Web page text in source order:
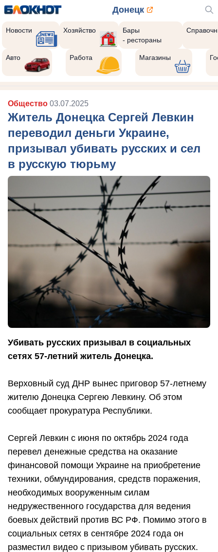
Донецк
Новости Хозяйство
Бары
- рестораны
Авто Работа Магазины
Общество 03.07.2025
Житель Донецка Сергей Левкин
переводил деньги Украине,
призывал убивать русских и сел
в русскую тюрьму
Убивать русских призывал в социальных
сетях 57-летний житель Донецка.
Верховный суд ДНР вынес приговор 57-летнему
жителю Донецка Сергею Левкину. Об этом
сообщает прокуратура Республики.
Сергей Левкин с июня по октябрь 2024 года
перевел денежные средства на оказание
финансовой помощи Украине на приобретение
техники, обмундирования, средств поражения,
необходимых вооруженным силам
недружественного государства для ведения
боевых действий против ВС РФ. Помимо этого в
социальных сетях в сентябре 2024 года он
разместил видео с призывом убивать русских.